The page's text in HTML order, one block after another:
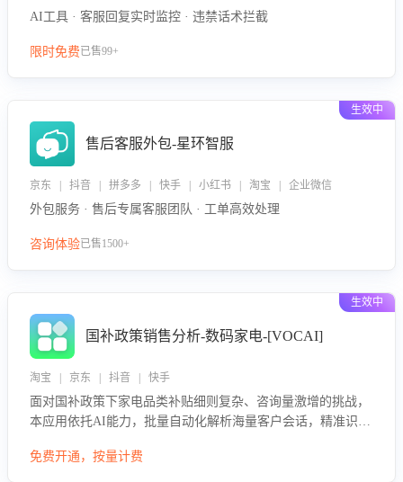
AI工具 · 客服回复实时监控 · 违禁话术拦截
限时免费已售99+
生效中
售后客服外包-星环智服
京东 | 抖音 | 拼多多 | 快手 | 小红书 | 淘宝 | 企业微信
外包服务 · 售后专属客服团队 · 工单高效处理
咨询体验已售1500+
生效中
国补政策销售分析-数码家电-[VOCAI]
淘宝 | 京东 | 抖音 | 快手
面对国补政策下家电品类补贴细则复杂、咨询量激增的挑战，
本应用依托AI能力，批量自动化解析海量客户会话，精准识别
向，深度洞察决策动因。同时全面评估客服团队政策解读准确
免费开通，按量计费